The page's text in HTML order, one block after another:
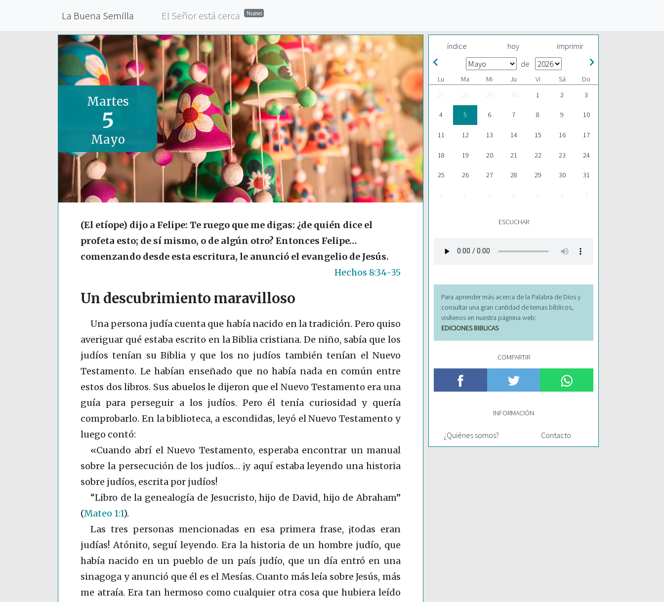
La Buena Semilla El Señor está cerca Nuevo
Martes
5
Mayo
(El etíope) dijo a Felipe: Te ruego que me digas: ¿de quién dice el
profeta esto; de sí mismo, o de algún otro? Entonces Felipe…
comenzando desde esta escritura, le anunció el evangelio de Jesús.
Hechos 8:34-35
Un descubrimiento maravilloso
Una persona judía cuenta que había nacido en la tradición. Pero quiso
averiguar qué estaba escrito en la Biblia cristiana. De niño, sabía que los
judíos tenían su Biblia y que los no judíos también tenían el Nuevo
Testamento. Le habían enseñado que no había nada en común entre
estos dos libros. Sus abuelos le dijeron que el Nuevo Testamento era una
guía para perseguir a los judíos. Pero él tenía curiosidad y quería
comprobarlo. En la biblioteca, a escondidas, leyó el Nuevo Testamento y
luego contó:
«Cuando abrí el Nuevo Testamento, esperaba encontrar un manual
sobre la persecución de los judíos… ¡y aquí estaba leyendo una historia
sobre judíos, escrita por judíos!
“Libro de la genealogía de Jesucristo, hijo de David, hijo de Abraham”
(Mateo 1:1).
Las tres personas mencionadas en esa primera frase, ¡todas eran
judías! Atónito, seguí leyendo. Era la historia de un hombre judío, que
había nacido en un pueblo de un país judío, que un día entró en una
sinagoga y anunció que él es el Mesías. Cuanto más leía sobre Jesús, más
me atraía. Era tan hermoso como cualquier otra cosa que hubiera leído
índice hoy imprimir
de
Lu Ma Mi Ju Vi Sá
Do
27
28 29 30 1 2 3
4 5 6 7 8 9 10
11 12 13 14 15 16 17
18 19 20 21 22 23 24
25 26 27 28 29 30 31
1 2 3 4 5 6 7
ESCUCHAR
Para aprender más acerca de la Palabra de Dios y
consultar una gran cantidad de temas bíblicos,
visítenos en nuestra págnina web:
EDICIONES BIBLICAS
COMPARTIR
INFORMACIÓN
¿Quiénes somos? Contacto